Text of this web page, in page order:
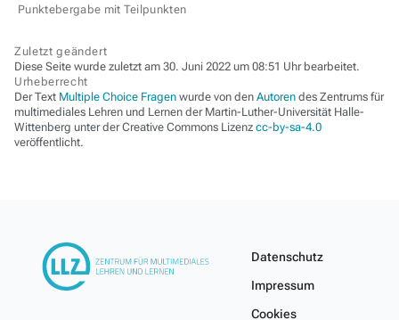
Punktebergabe mit Teilpunkten
Zuletzt geändert
Diese Seite wurde zuletzt am 30. Juni 2022 um 08:51 Uhr bearbeitet.
Urheberrecht
Der Text Multiple Choice Fragen wurde von den Autoren des Zentrums für
multimediales Lehren und Lernen der Martin-Luther-Universität Halle-
Wittenberg unter der Creative Commons Lizenz cc-by-sa-4.0
veröffentlicht.
Datenschutz
Impressum
Cookies